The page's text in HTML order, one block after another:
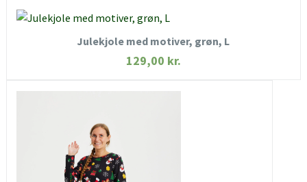
HURTIGT KIG
SE MERE
KØB NU
Julekjole med motiver, grøn, L
129,00 kr.
HURTIGT KIG
SE MERE